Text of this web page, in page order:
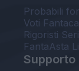
Probabili
Voti
Rigoristi
FantaAsta
Supporto